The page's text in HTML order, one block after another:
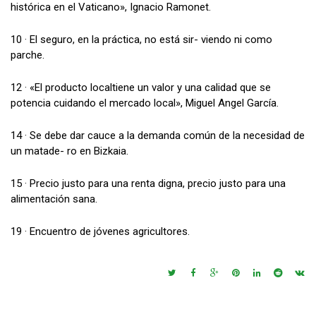
histórica en el Vaticano», Ignacio Ramonet.
10 · El seguro, en la práctica, no está sir- viendo ni como
parche.
12 · «El producto localtiene un valor y una calidad que se
potencia cuidando el mercado local», Miguel Angel García.
14 · Se debe dar cauce a la demanda común de la necesidad de
un matade- ro en Bizkaia.
15 · Precio justo para una renta digna, precio justo para una
alimentación sana.
19 · Encuentro de jóvenes agricultores.